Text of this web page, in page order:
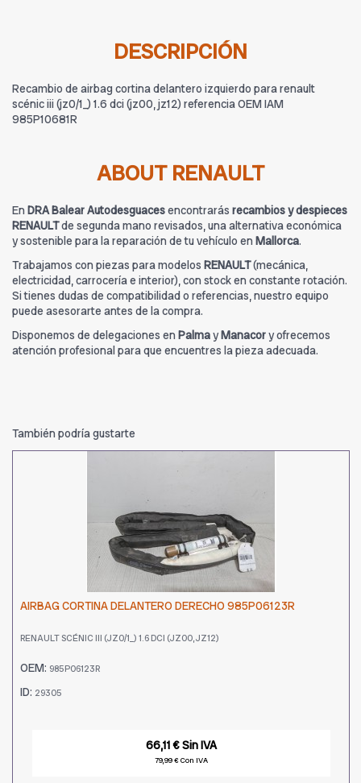
DESCRIPCIÓN
Recambio de airbag cortina delantero izquierdo para renault
scénic iii (jz0/1_) 1.6 dci (jz00, jz12) referencia OEM IAM
985P10681R
ABOUT RENAULT
En DRA Balear Autodesguacesencontrarás recambios y despieces
RENAULTde segunda mano revisados, una alternativa económica
y sostenible para la reparación de tu vehículo en Mallorca.
Trabajamos con piezas para modelos RENAULT(mecánica,
electricidad, carrocería e interior), con stock en constante rotación.
Si tienes dudas de compatibilidad o referencias, nuestro equipo
puede asesorarte antes de la compra.
Disponemos de delegaciones en PalmayManacory ofrecemos
atención profesional para que encuentres la pieza adecuada.
También podría gustarte
AIRBAG CORTINA DELANTERO DERECHO 985P06123R
RENAULT SCÉNIC III (JZ0/1_) 1.6 DCI (JZ00, JZ12)
OEM: 985P06123R
ID: 29305
66,11 € Sin IVA
79,99 € Con IVA